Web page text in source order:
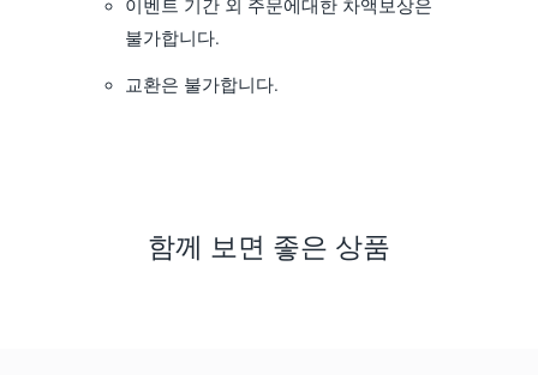
이벤트 기간 외 주문에대한 차액보상은
불가합니다.
교환은 불가합니다.
함께 보면 좋은 상품